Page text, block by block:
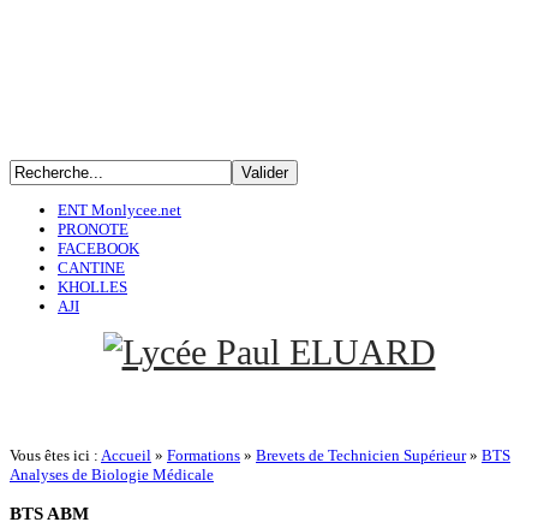
ENT Monlycee.net
PRONOTE
FACEBOOK
CANTINE
KHOLLES
AJI
Vous êtes ici : Accueil » Formations » Brevets de Technicien Supérieur» BTS
Analyses de Biologie Médicale
BTS ABM